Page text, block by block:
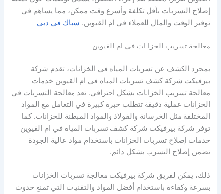
إصلاح التسربات بأقل تكلفة وأسرع وقت ممكن، مما يساهم في
توفير الوقت والمال للعملاء في ام القيوين. سباك في دبي
معالجة تسريب الخزانات في ام القيوين
بمجرد الكشف عن تسربات المياه في الخزانات، تقدم شركة
بيرفيكت شركة كشف تسربات المياه في ام القيوين خدمات
معالجة تسريب الخزانات بشكل احترافي. تعد معالجة التسربات في
الخزانات عملية دقيقة تتطلب خبرة كبيرة في التعامل مع المواد
المختلفة مثل الخرسانة والفولاذ والمواد المبطنة للخزانات. كما
توفر شركة بيرفيكت شركة كشف تسربات المياه في ام القيوين
خدمات إصلاح تسربات الخزانات باستخدام مواد عالية الجودة
تضمن إصلاح التسرب بشكل دائم.
ذلك، يمكن لفريق شركة بيرفيكت معالجة تسربات الخزانات
بسرعة وكفاءة باستخدام أفضل المواد والتقنيات التي تمنع حدوث